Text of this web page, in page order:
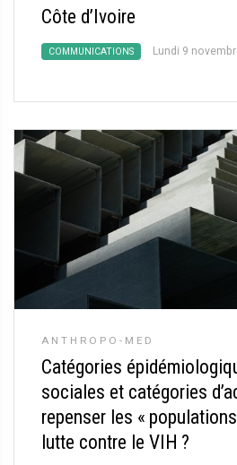
Côte d’Ivoire
COMMUNICATIONS Lundi 9
ANTHROPO-MED
Catégories
sociales et catégories
repenser les «
lutte contre le VIH ?